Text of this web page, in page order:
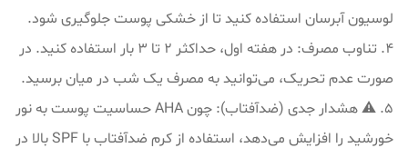
لوسیون آبرسان استفاده کنید تا از خشکی پوست جلوگیری شود.
۴. تناوب مصرف: در هفته اول، حداکثر ۲ تا ۳ بار استفاده کنید. در
صورت عدم تحریک، می‌توانید به مصرف یک شب در میان برسید.
۵. ⚠️ هشدار جدی (ضدآفتاب): چون AHA حساسیت پوست به نور
خورشید را افزایش می‌دهد، استفاده از کرم ضدآفتاب با SPF بالا در